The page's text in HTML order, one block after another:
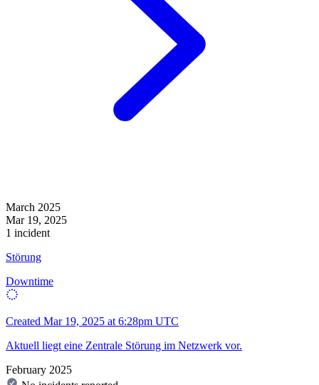
March 2025
Mar 19, 2025
1 incident
Störung
Downtime
Created Mar 19, 2025 at 6:28pm UTC
Aktuell liegt eine Zentrale Störung im Netzwerk vor.
February 2025